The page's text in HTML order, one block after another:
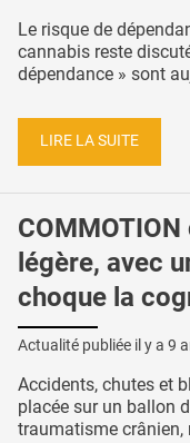
Le risque de
cannabis reste
dépendance » sont
LIRE LA SUITE
légère, avec
choque la
Actualité publiée il y a 9
Accidents, chutes et
placée sur un ballon
traumatisme crânien,